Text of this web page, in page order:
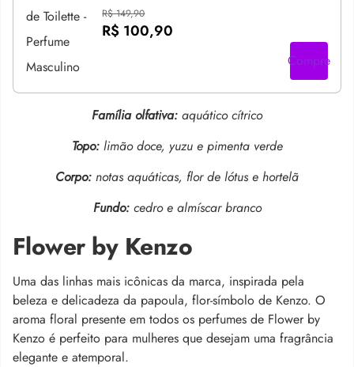
R$ 149,90
R$ 100,90
Compre
Família olfativa: aquático cítrico
Topo: limão doce, yuzu e pimenta verde
Corpo: notas aquáticas, flor de lótus e hortelã
Fundo: cedro e almíscar branco
Flower by Kenzo
Uma das linhas mais icônicas da marca, inspirada pela
beleza e delicadeza da papoula, flor-símbolo de Kenzo. O
aroma floral presente em todos os perfumes de Flower by
Kenzo é perfeito para mulheres que desejam uma fragrância
elegante e atemporal.